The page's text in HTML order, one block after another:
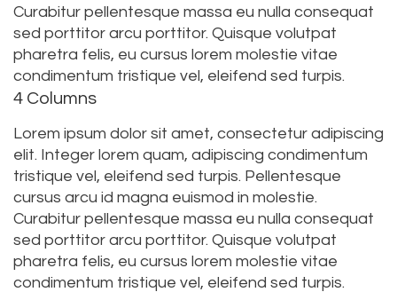
Curabitur pellentesque massa eu nulla consequat
sed porttitor arcu porttitor. Quisque volutpat
pharetra felis, eu cursus lorem molestie vitae
condimentum tristique vel, eleifend sed turpis.
4 Columns
Lorem ipsum dolor sit amet, consectetur adipiscing
elit. Integer lorem quam, adipiscing condimentum
tristique vel, eleifend sed turpis. Pellentesque
cursus arcu id magna euismod in molestie.
Curabitur pellentesque massa eu nulla consequat
sed porttitor arcu porttitor. Quisque volutpat
pharetra felis, eu cursus lorem molestie vitae
condimentum tristique vel, eleifend sed turpis.